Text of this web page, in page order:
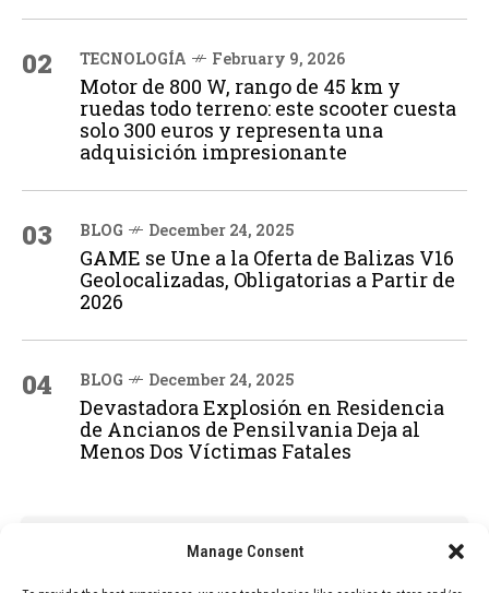
Manage Consent
02 TECNOLOGÍA February 9, 2026
Motor de 800 W, rango de 45 km y
ruedas todo terreno: este scooter cuesta
solo 300 euros y representa una
adquisición impresionante
03 BLOG December 24, 2025
GAME se Une a la Oferta de Balizas V16
Geolocalizadas, Obligatorias a Partir de
2026
04 BLOG December 24, 2025
Devastadora Explosión en Residencia
de Ancianos de Pensilvania Deja al
Menos Dos Víctimas Fatales